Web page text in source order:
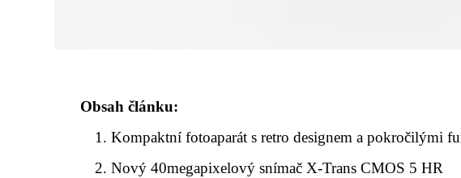
Obsah článku:
Kompaktní fotoaparát s retro designem a pokročilými
Nový 40megapixelový snímač X-Trans CMOS 5 HR